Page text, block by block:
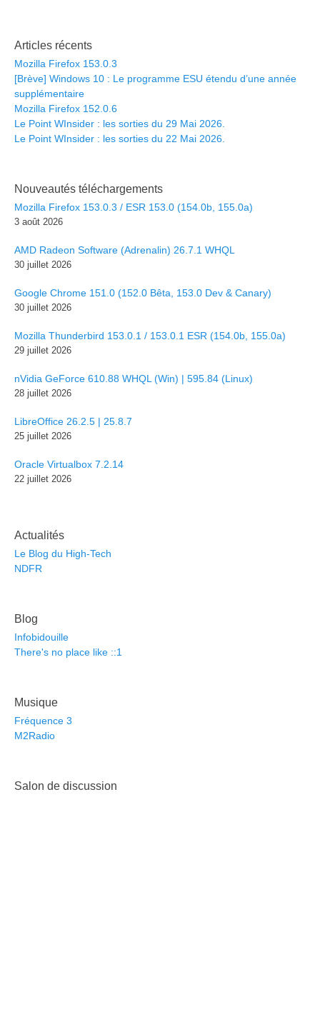
Articles récents
Mozilla Firefox 153.0.3
[Brève] Windows 10 : Le programme ESU étendu d’une année
supplémentaire
Mozilla Firefox 152.0.6
Le Point WInsider : les sorties du 29 Mai 2026.
Le Point WInsider : les sorties du 22 Mai 2026.
Nouveautés téléchargements
Mozilla Firefox 153.0.3 / ESR 153.0 (154.0b, 155.0a)
3 août 2026
AMD Radeon Software (Adrenalin) 26.7.1 WHQL
30 juillet 2026
Google Chrome 151.0 (152.0 Bêta, 153.0 Dev & Canary)
30 juillet 2026
Mozilla Thunderbird 153.0.1 / 153.0.1 ESR (154.0b, 155.0a)
29 juillet 2026
nVidia GeForce 610.88 WHQL (Win) | 595.84 (Linux)
28 juillet 2026
LibreOffice 26.2.5 | 25.8.7
25 juillet 2026
Oracle Virtualbox 7.2.14
22 juillet 2026
Actualités
Le Blog du High-Tech
NDFR
Blog
Infobidouille
There's no place like ::1
Musique
Fréquence 3
M2Radio
Salon de discussion